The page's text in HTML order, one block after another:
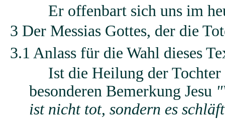
Er offenbart sich uns im
3 Der Messias Gottes, der die
3.1 Anlass für die Wahl dieses
Ist die Heilung der Tochter
besonderen Bemerkung Jesu
ist nicht tot, sondern es